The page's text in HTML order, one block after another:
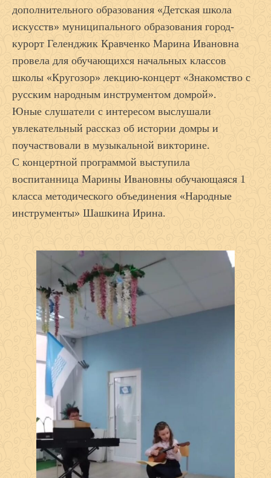
дополнительного образования «Детская школа
искусств» муниципального образования город-
курорт Геленджик Кравченко Марина Ивановна
провела для обучающихся начальных классов
школы «Кругозор» лекцию-концерт «Знакомство с
русским народным инструментом домрой».
Юные слушатели с интересом выслушали
увлекательный рассказ об истории домры и
поучаствовали в музыкальной викторине.
С концертной программой выступила
воспитанница Марины Ивановны обучающаяся 1
класса методического объединения «Народные
инструменты» Шашкина Ирина.